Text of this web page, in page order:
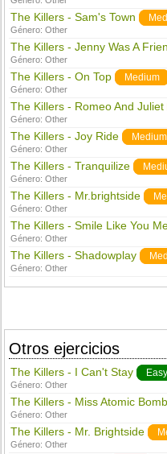
The Killers - Sam's Town
Género:Other
The Killers - Jenny Was A
Género:Other
The Killers - On Top Medium
Género:Other
The Killers - Romeo And Juliet
Género:Other
The Killers - Joy Ride Medium
Género:Other
The Killers - Tranquilize
Género:Other
The Killers - Mr.brightside
Género:Other
The Killers - Smile Like You
Género:Other
The Killers - Shadowplay
Género:Other
Otros ejercicios
The Killers - I Can't Stay Easy
Género:Other
The Killers - Miss Atomic Bomb
Género:Other
The Killers - Mr. Brightside
Género:Other